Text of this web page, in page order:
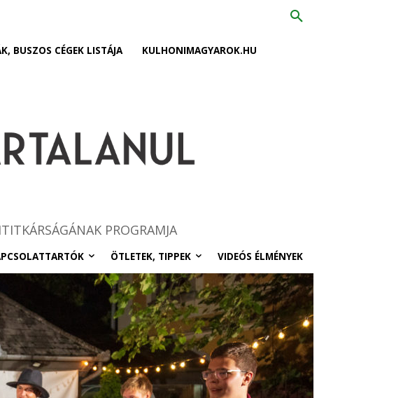
BUSZOS CÉGEK LISTÁJA KULHONIMAGYAROK.HU
PROGRAMJA
ÖTLETEK, TIPPEK VIDEÓS ÉLMÉNYEK